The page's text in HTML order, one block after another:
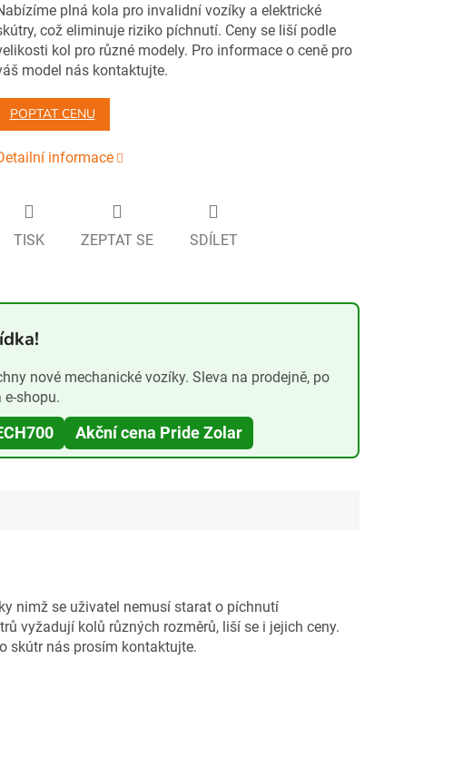
plná kola pro invalidní vozíky a elektrické
což eliminuje riziko píchnutí. Ceny se liší podle
kol pro různé modely. Pro informace o ceně pro
model nás kontaktujte.
POPTAT CENU
informace
TISK ZEPTAT SE SDÍLET
nové mechanické vozíky. Sleva na prodejně, po
shopu.
Akční cena Pride Zolar
nimž se uživatel nemusí starat o píchnutí
vyžadují kolů různých rozměrů, liší se i jejich ceny.
skútr nás prosím kontaktujte.